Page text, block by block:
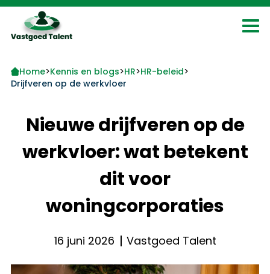
Home>Kennis en blogs>HR>HR-beleid>
Drijfveren op de werkvloer
Nieuwe drijfveren op de
werkvloer: wat betekent
dit voor
woningcorporaties
16 juni 2026 Vastgoed Talent